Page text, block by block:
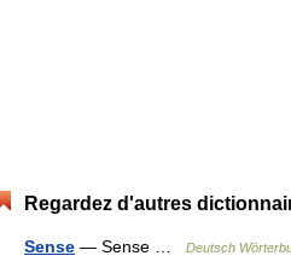
Regardez d'autres
Sense — Sense … Deutsch